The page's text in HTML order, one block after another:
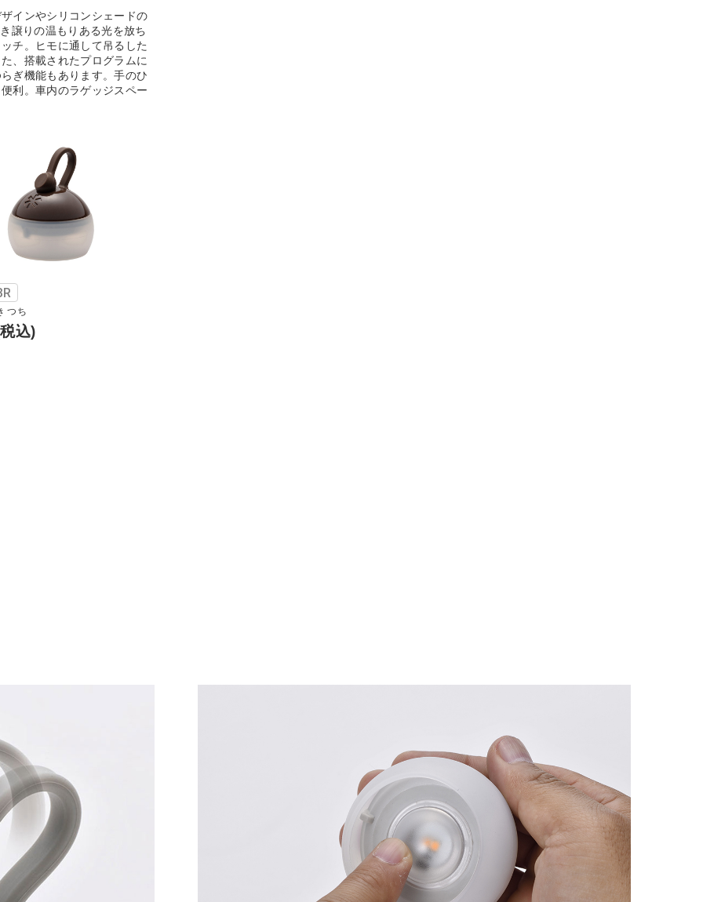
インやシリコンシェードの
譲りの温もりある光を放ち
チ。ヒモに通して吊るした
、搭載されたプログラムに
ぎ機能もあります。手のひ
利。車内のラゲッジスペー
つち
込)